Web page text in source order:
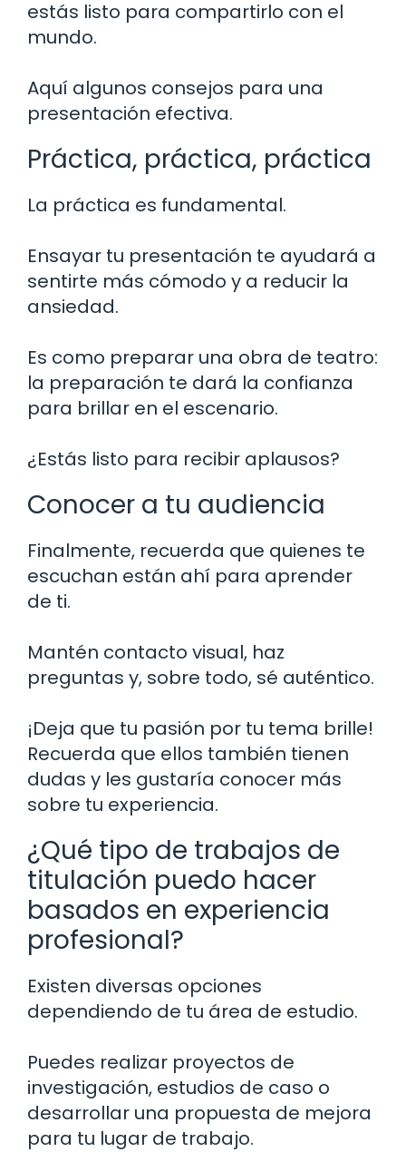
estás listo para compartirlo con el
mundo.
Aquí algunos consejos para una
presentación efectiva.
Práctica, práctica, práctica
La práctica es fundamental.
Ensayar tu presentación te ayudará a
sentirte más cómodo y a reducir la
ansiedad.
Es como preparar una obra de teatro:
la preparación te dará la confianza
para brillar en el escenario.
¿Estás listo para recibir aplausos?
Conocer a tu audiencia
Finalmente, recuerda que quienes te
escuchan están ahí para aprender
de ti.
Mantén contacto visual, haz
preguntas y, sobre todo, sé auténtico.
¡Deja que tu pasión por tu tema brille!
Recuerda que ellos también tienen
dudas y les gustaría conocer más
sobre tu experiencia.
¿Qué tipo de trabajos de
titulación puedo hacer
basados en experiencia
profesional?
Existen diversas opciones
dependiendo de tu área de estudio.
Puedes realizar proyectos de
investigación, estudios de caso o
desarrollar una propuesta de mejora
para tu lugar de trabajo.